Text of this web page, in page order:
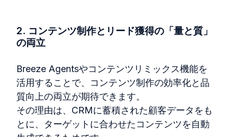
2. コンテンツ制作とリード獲得の「量と質」
の両立
Breeze Agentsやコンテンツリミックス機能を
活用することで、コンテンツ制作の効率化と品
質向上の両立が期待できます。
その理由は、 CRMに蓄積された顧客データをも
とに、ターゲットに合わせたコンテンツを自動